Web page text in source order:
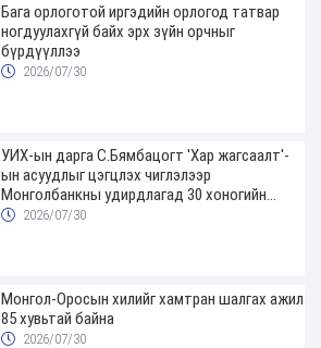
Бага орлоготой иргэдийн орлогод татвар
ногдуулахгүй байх эрх зүйн орчныг
бүрдүүллээ
2026/07/30
УИХ-ын дарга С.Бямбацогт 'Хар жагсаалт'-
ын асуудлыг цэгцлэх чиглэлээр
Монголбанкны удирдлагад 30 хоногийн
хугацаатай үүрэг өглөө
2026/07/30
Монгол-Оросын хилийг хамтран шалгах ажил
85 хувьтай байна
2026/07/30